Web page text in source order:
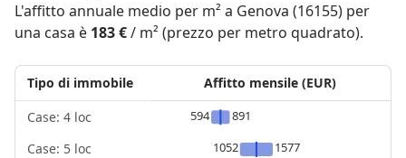
L'affitto annuale medio per m² a Genova (16155) per
una casa è 183 €/ m² (prezzo per metro quadrato).
Tipo di immobile
Case: 4 loc
Case: 5 loc
Affitto mensile (EUR)
594
891
1052
1577